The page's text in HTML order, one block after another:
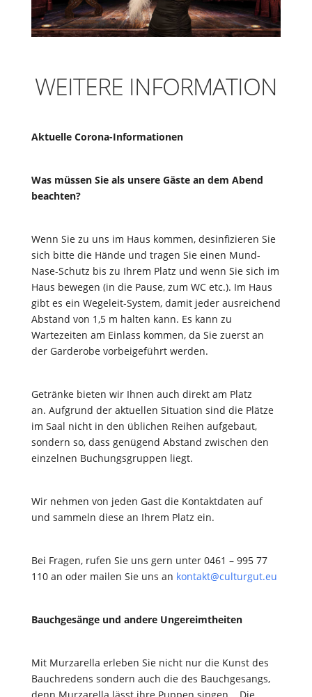
WEITERE INFORMATION
Aktuelle Corona-Informationen
Was müssen Sie als unsere Gäste an dem Abend
beachten?
Wenn Sie zu uns im Haus kommen, desinfizieren Sie
sich bitte die Hände und tragen Sie einen Mund-
Nase-Schutz bis zu Ihrem Platz und wenn Sie sich im
Haus bewegen (in die Pause, zum WC etc.). Im Haus
gibt es ein Wegeleit-System, damit jeder ausreichend
Abstand von 1,5 m halten kann. Es kann zu
Wartezeiten am Einlass kommen, da Sie zuerst an
der Garderobe vorbeigeführt werden.
Getränke bieten wir Ihnen auch direkt am Platz
an. Aufgrund der aktuellen Situation sind die Plätze
im Saal nicht in den üblichen Reihen aufgebaut,
sondern so, dass genügend Abstand zwischen den
einzelnen Buchungsgruppen liegt.
Wir nehmen von jeden Gast die Kontaktdaten auf
und sammeln diese an Ihrem Platz ein.
Bei Fragen, rufen Sie uns gern unter 0461 – 995 77
110 an oder mailen Sie uns an kontakt@culturgut.eu
Bauchgesänge und andere Ungereimtheiten
Mit Murzarella erleben Sie nicht nur die Kunst des
Bauchredens sondern auch die des Bauchgesangs,